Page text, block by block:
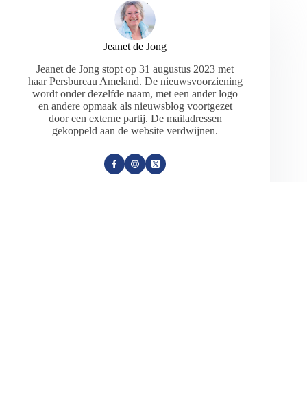
Jeanet de Jong
Jeanet de Jong stopt op 31 augustus 2023 met
haar Persbureau Ameland. De nieuwsvoorziening
wordt onder dezelfde naam, met een ander logo
en andere opmaak als nieuwsblog voortgezet
door een externe partij. De mailadressen
gekoppeld aan de website verdwijnen.